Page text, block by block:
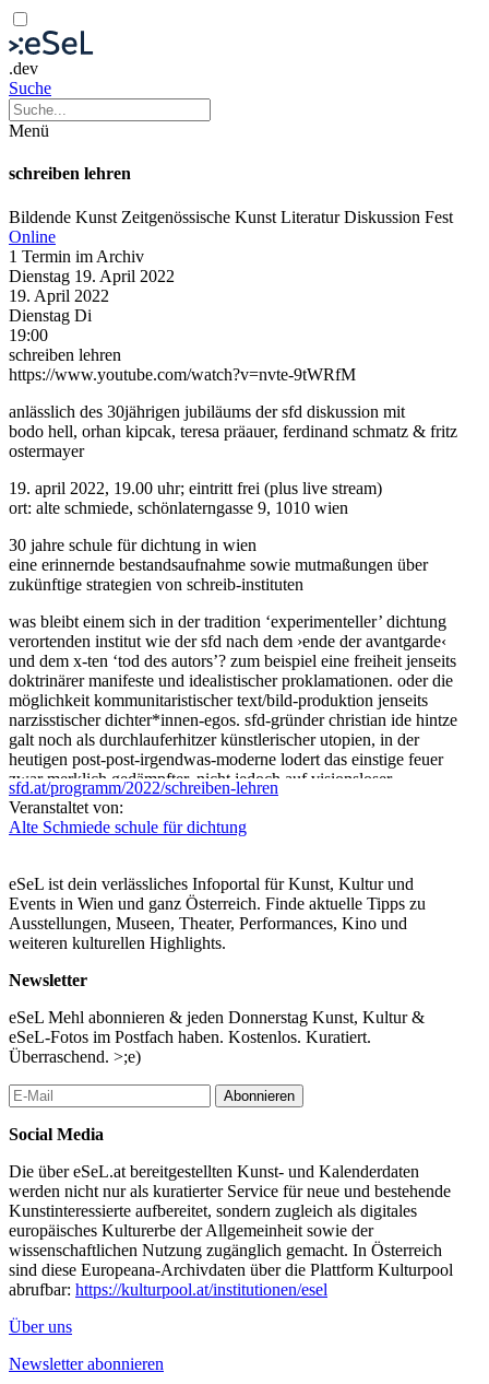
.dev
Suche
Menü
schreiben lehren
Bildende Kunst Zeitgenössische Kunst LiteraturDiskussion Fest
Online
1 Termin im Archiv
Dienstag 19. April 2022
19. April 2022
Dienstag Di
19:00
schreiben lehren
https://www.youtube.com/watch?v=nvte-9tWRfM
anlässlich des 30jährigen jubiläums der sfd diskussion mit
bodo hell, orhan kipcak, teresa präauer, ferdinand schmatz & fritz
ostermayer
19. april 2022, 19.00 uhr; eintritt frei (plus live stream)
ort: alte schmiede, schönlaterngasse 9, 1010 wien
30 jahre schule für dichtung in wien
eine erinnernde bestandsaufnahme sowie mutmaßungen über
zukünftige strategien von schreib-instituten
was bleibt einem sich in der tradition ‘experimenteller’ dichtung
verortenden institut wie der sfd nach dem ›ende der avantgarde‹
und dem x-ten ‘tod des autors’? zum beispiel eine freiheit jenseits
doktrinärer manifeste und idealistischer proklamationen. oder die
möglichkeit kommunitaristischer text/bild-produktion jenseits
narzisstischer dichter*innen-egos. sfd-gründer christian ide hintze
galt noch als durchlauferhitzer künstlerischer utopien, in der
heutigen post-post-irgendwas-moderne lodert das einstige feuer
zwar merklich gedämpfter, nicht jedoch auf visionsloser
sparflamme. am ende bleiben uns immer noch aufladbare
individuelle mythologien. und zur not herbert achternbusch: wenn
wir schon keine chance haben, dann sollten wir sie wenigstens
es diskutieren: bodo hell, orhan kipcak, teresa präauer und
ferdinand schmatz
moderation: fritz ostermayer
bodo hell, *1943, lebt in wien und am dachstein. prosa, theater,
hörspiele, schrift im öffentlichen raum, text-musik-performances –
jüngst u.a.: ötzi 1991991 (2019); erste sfd-klasse 1994, zuletzt
almklasse 2018.
orhan kipcak, *1957; mediendesigner, multimedia-autor; prof. für
mediendesign, fh-joanneum, graz; mitbegründung, heute lehre am
institut für sprachkunst. 1997 mitentwicklung virtuelle sfd-
akademie, seither zahlreiche gem. projekte. sfd-klassen u.a. böse
stimmen – mikro-hörstücke.
teresa präauer, *1979; romane, essays, theatertexte, zeichnungen
u.a. zuletzt: das glück ist eine bohne (2021); lehrte als
gastprofessorin an der fu berlin, am grinnell college (usa) u.a. sfd-
klassen u.a. gaga macht dada – eine klasse für kratzen und
schreiben, advenire – online.
ferdinand schmatz, *1953; dichter, 2012–2020 vorstand institut
für sprachkunst. zuletzt: das gehörte feuer. orphische skizzen
(2016); bereits 1992 sfd-klasse das gedicht, weiters die klasse die
theorie des schreibens u.a.
sfd.at/programm/2022/schreiben-lehren
Veranstaltet von:
Alte Schmiede schule für dichtung
eSeL ist dein verlässliches Infoportal für Kunst, Kultur und
Events in Wien und ganz Österreich. Finde aktuelle Tipps zu
Ausstellungen, Museen, Theater, Performances, Kino und
weiteren kulturellen Highlights.
Newsletter
eSeL Mehl abonnieren & jeden Donnerstag Kunst, Kultur &
eSeL-Fotos im Postfach haben. Kostenlos. Kuratiert.
Überraschend. >;e)
Abonnieren
Social Media
Die über eSeL.at bereitgestellten Kunst- und Kalenderdaten
werden nicht nur als kuratierter Service für neue und bestehende
Kunstinteressierte aufbereitet, sondern zugleich als digitales
europäisches Kulturerbe der Allgemeinheit sowie der
wissenschaftlichen Nutzung zugänglich gemacht. In Österreich
sind diese Europeana-Archivdaten über die Plattform Kulturpool
abrufbar: https://kulturpool.at/institutionen/esel
Über uns
Newsletter abonnieren